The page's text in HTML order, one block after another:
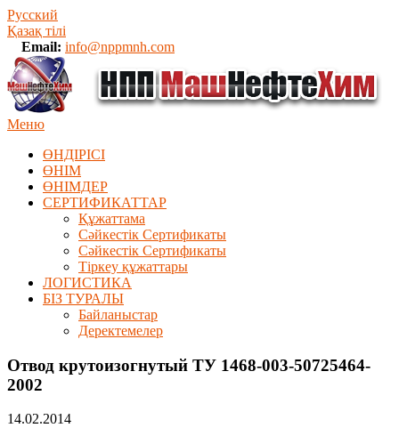
Русский
Қазақ тілі
Email: info@nppmnh.com
Меню
ӨНДІРІСІ
ӨНІМ
ӨHIМДЕР
СЕРТИФИКАТТАР
Құжаттама
Сәйкестік Сертификаты
Сәйкестік Сертификаты
Тіркеу құжаттары
ЛОГИСТИКА
БІЗ ТУРАЛЫ
Байланыстар
Деректемелер
Отвод крутоизогнутый ТУ 1468-003-50725464-
2002
14.02.2014